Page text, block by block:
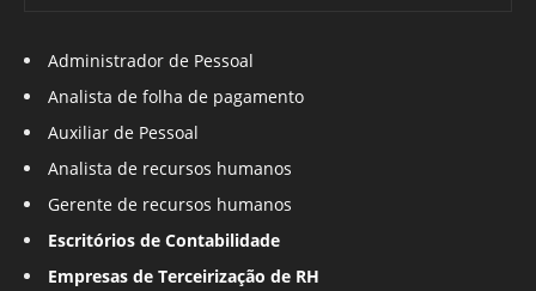
Administrador de Pessoal
Analista de folha de pagamento
Auxiliar de Pessoal
Analista de recursos humanos
Gerente de recursos humanos
Escritórios de Contabilidade
Empresas de Terceirização de RH